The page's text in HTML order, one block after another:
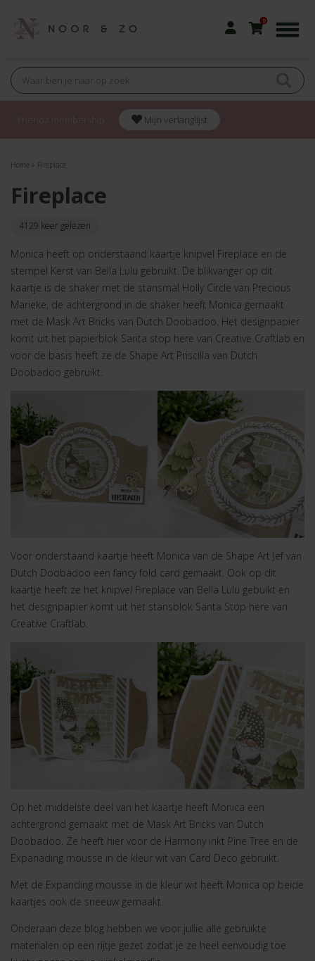
0
Mijn verlanglijst
Home » Fireplace
Fireplace
4129 keer gelezen
Monica heeft op onderstaand kaartje knipvel Fireplace en de
stempel Kerst van Bella Lulu gebruikt. De blikvanger op dit
kaartje is de shaker met de stansmal Holly Circle van Precious
Marieke, de achtergrond in de shaker heeft Monica gemaakt
met de Mask Art Bricks van Dutch Doobadoo. Het designpapier
komt uit het papierblok Santa stop here van Creative Craftlab en
voor de basis heeft ze de Shape Art Priscilla van Dutch
Doobadoo gebruikt.
Voor onderstaand kaartje heeft Monica van de Shape Art Jef van
Dutch Doobadoo een fancy fold card gemaakt. Ook op dit
kaartje heeft ze het knipvel Fireplace van Bella Lulu gebuikt en
het designpapier komt uit het stansblok Santa Stop here van
Creative Craftlab.
Op het middelste deel van het kaartje heeft Monica een
achtergrond gemaakt met de Mask Art Bricks van Dutch
Doobadoo. Ze heeft hier voor de Harmony inkt Pine Tree en de
Expanading mousse in de kleur wit van Card Deco gebruikt.
Met de Expanding mousse in de kleur wit heeft Monica op beide
kaartjes ook de sneeuw gemaakt.
Onderaan deze blog hebben we voor jullie alle gebruikte
materialen op een rijtje gezet zodat je ze heel eenvoudig toe